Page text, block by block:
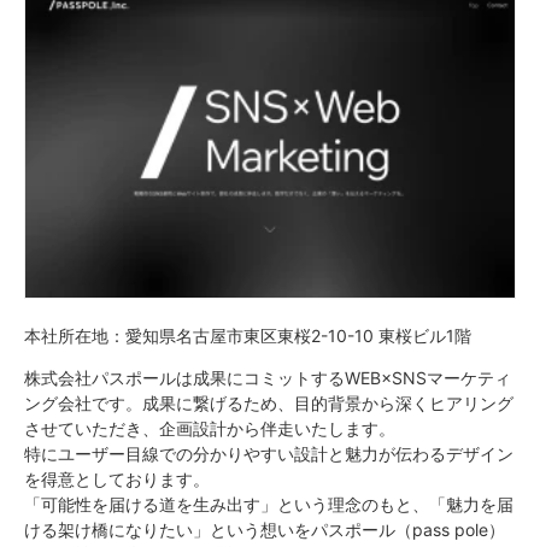
本社所在地：愛知県名古屋市東区東桜2-10-10 東桜ビル1階
株式会社パスポールは成果にコミットするWEB×SNSマーケティ
ング会社です。成果に繋げるため、目的背景から深くヒアリング
させていただき、企画設計から伴走いたします。
特にユーザー目線での分かりやすい設計と魅力が伝わるデザイン
を得意としております。
「可能性を届ける道を生み出す」という理念のもと、「魅力を届
ける架け橋になりたい」という想いをパスポール（pass pole）